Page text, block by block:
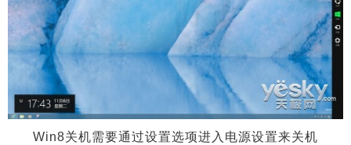
Win8关机需要通过设置选项进入电源设置来关机